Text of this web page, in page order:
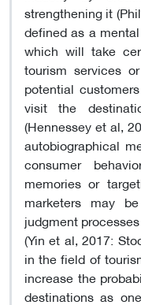
strengthening it
defined as a
which will take
tourism services
potential
visit the
(Hennessey et al,
autobiographical
consumer
memories or
marketers may
judgment
(Yin et al, 2017:
in the field of
increase the
destinations as